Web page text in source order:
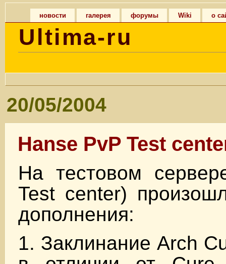
новости галерея форумы Wiki о
Ultima-ru
20/05/2004
Hanse PvP Test
На тестовом
Test center)
дополнения:
1. Заклинание Arch